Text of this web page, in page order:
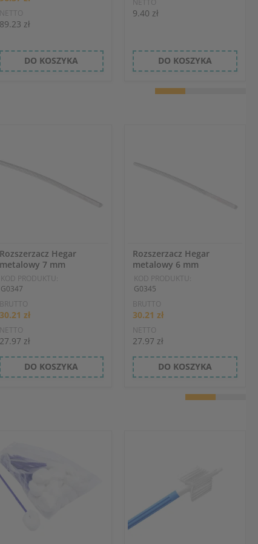
NETTO
89.23 zł
DO KOSZYKA
NETTO
9.40 zł
DO KOSZYKA
Rozszerzacz Hegar
metalowy 7 mm
KOD PRODUKTU:
G0347
BRUTTO
30.21 zł
NETTO
27.97 zł
DO KOSZYKA
Rozszerzacz Hegar
metalowy 6 mm
KOD PRODUKTU:
G0345
BRUTTO
30.21 zł
NETTO
27.97 zł
DO KOSZYKA